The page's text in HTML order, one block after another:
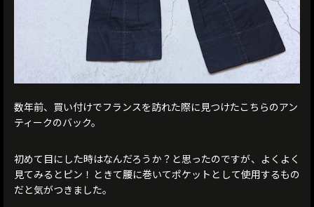
数年前、買い付けでフランスを訪れた際に見つけたこちらのアン
ティークのバック。
初めて目にした時はなんだろうか？と思ったのですが、よくよく
見てみるとピン！ときて腰に巻いてポケットとして使用するもの
だと気がつきました。